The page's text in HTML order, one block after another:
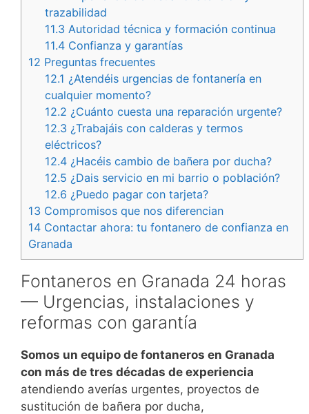
trazabilidad
11.3 Autoridad técnica y formación continua
11.4 Confianza y garantías
12 Preguntas frecuentes
12.1 ¿Atendéis urgencias de fontanería en
cualquier momento?
12.2 ¿Cuánto cuesta una reparación urgente?
12.3 ¿Trabajáis con calderas y termos
eléctricos?
12.4 ¿Hacéis cambio de bañera por ducha?
12.5 ¿Dais servicio en mi barrio o población?
12.6 ¿Puedo pagar con tarjeta?
13 Compromisos que nos diferencian
14 Contactar ahora: tu fontanero de confianza en
Granada
Fontaneros en Granada 24 horas
— Urgencias, instalaciones y
reformas con garantía
Somos un equipo de fontaneros en Granada
con más de tres décadas de experiencia
atendiendo averías urgentes, proyectos de
sustitución de bañera por ducha,